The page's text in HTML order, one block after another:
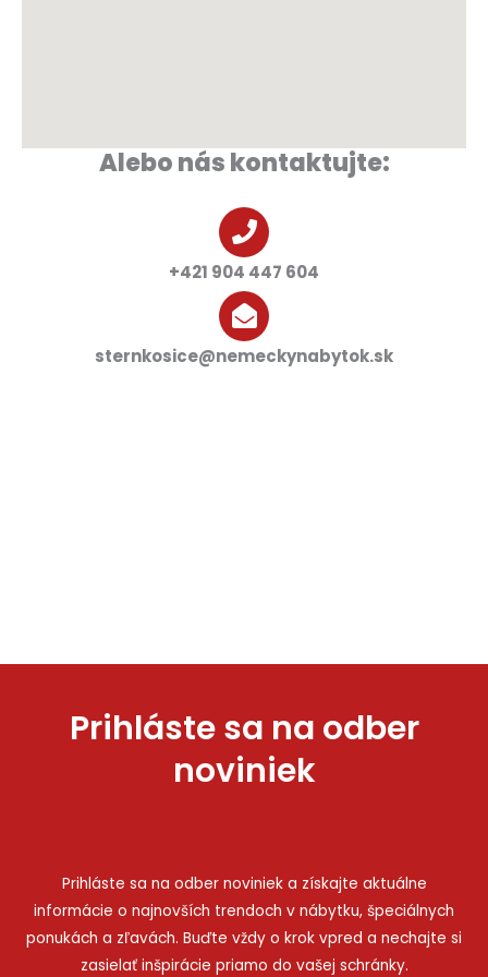
Alebo nás kontaktujte:
+421 904 447 604
sternkosice@nemeckynabytok.sk
Prihláste sa na odber
noviniek
Prihláste sa na odber noviniek a získajte aktuálne
informácie o najnovších trendoch v nábytku, špeciálnych
ponukách a zľavách. Buďte vždy o krok vpred a nechajte si
zasielať inšpirácie priamo do vašej schránky.